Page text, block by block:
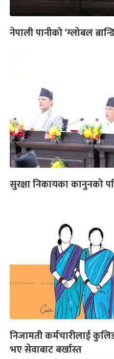
नेपाली पानीको ‘ग्लोबल
सुरक्षा निकायका कानुनको
निजामती कर्मचारीलाई
भए सेवाबाट बर्खास्त